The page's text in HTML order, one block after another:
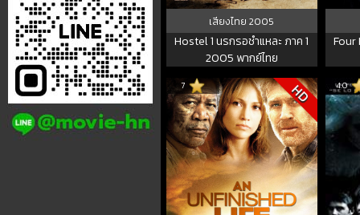
เสียงไทย2005
Hostel 1 นรกรอชำแหละ ภาค 1
2005 พากย์ไทย
Four
7 HD 4.0